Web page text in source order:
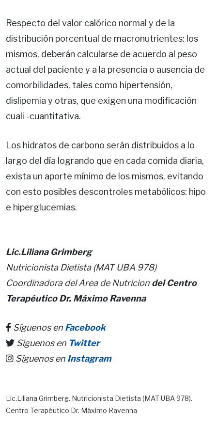
Respecto del valor calórico normal y de la
distribución porcentual de macronutrientes: los
mismos, deberán calcularse de acuerdo al peso
actual del paciente y a la presencia o ausencia de
comorbilidades, tales como hipertensión,
dislipemia y otras, que exigen una modificación
cuali -cuantitativa.
Los hidratos de carbono serán distribuidos a lo
largo del día logrando que en cada comida diaria,
exista un aporte mínimo de los mismos, evitando
con esto posibles descontroles metabólicos: hipo
e hiperglucemias.
Lic.Liliana Grimberg
Nutricionista Dietista (MAT UBA 978)
Coordinadora del Area de Nutricion del Centro
Terapéutico Dr. Máximo Ravenna
Síguenos en Facebook
Síguenos en Twitter
Síguenos en Instagram
Lic.Liliana Grimberg. Nutricionista Dietista (MAT UBA 978).
Centro Terapéutico Dr. Máximo Ravenna